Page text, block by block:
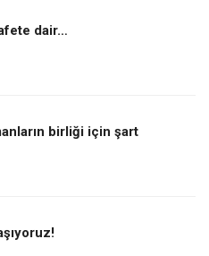
dair…
birliği için şart